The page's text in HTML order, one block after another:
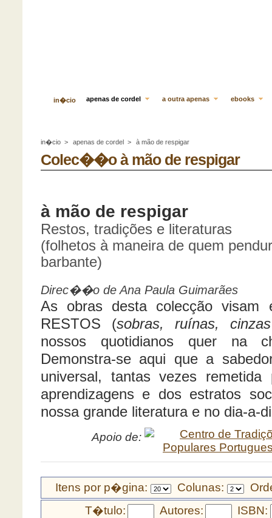
in�cio apenas de cordel a outra apenas ebooks
in�cio > apenas de cordel > à mão de respigar
Colec��o à mão de respigar
à mão de respigar
Restos, tradições e literaturas
(folhetos à maneira de quem
barbante)
Direc��o de Ana Paula Guimarães
As obras desta colecção visam
RESTOS (sobras, ruínas, cinzas
nossos quotidianos quer na
Demonstra-se aqui que a
universal, tantas vezes
aprendizagens e dos estratos
nossa grande literatura e no dia-a-
Apoio de:
Itens por p�gina: Colunas:
T�tulo:
Autores:
ISBN: